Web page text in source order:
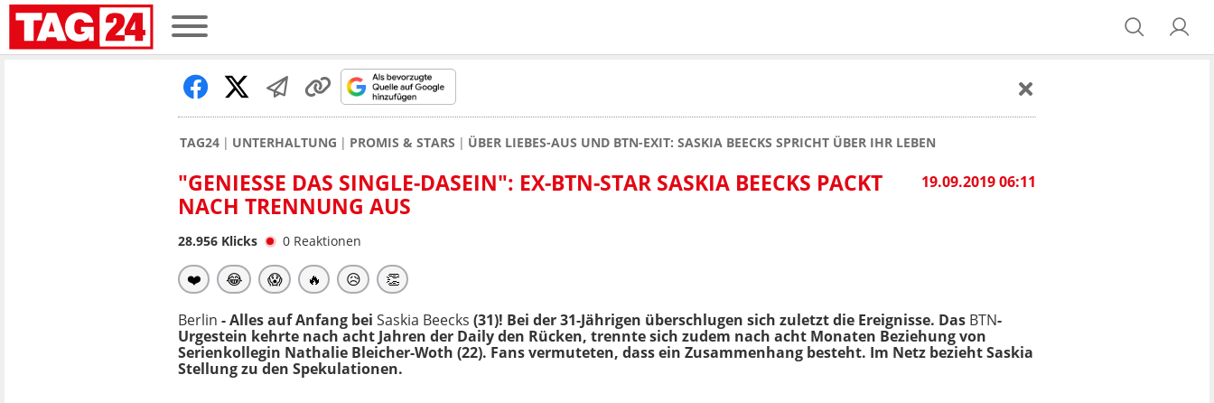
TAG24 UNTERHALTUNG PROMIS & STARS ÜBER LIEBES-AUS UND BTN-EXIT: SASKIA BEECKS SPRICHT ÜBER IHR LEBEN
19.09.2019 06:11
"GENIESSE DAS SINGLE-DASEIN": EX-BTN-STAR SASKIA BEECKS PACKT N
ACH TRENNUNG AUS
28.956 Klicks 0 Reaktionen
❤️ 😂 😱 🔥 😥 👏
Berlin - Alles auf Anfang bei Saskia Beecks (31)! Bei der 31-Jährigen überschlugen sich zuletzt die Ereignisse. Das BTN-
Urgestein kehrte nach acht Jahren der Daily den Rücken, trennte sich zudem nach acht Monaten Beziehung von
Serienkollegin Nathalie Bleicher-Woth (22). Fans vermuteten, dass ein Zusammenhang besteht. Im Netz bezieht Saskia
Stellung zu den Spekulationen.